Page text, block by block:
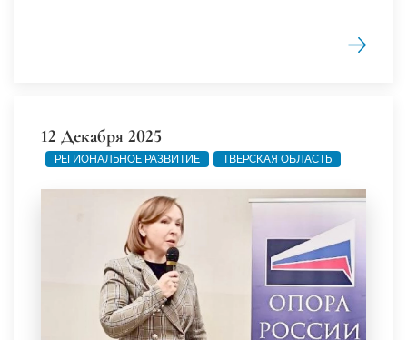
12 Декабря 2025
РЕГИОНАЛЬНОЕ РАЗВИТИЕ ТВЕРСКАЯ ОБЛАСТЬ